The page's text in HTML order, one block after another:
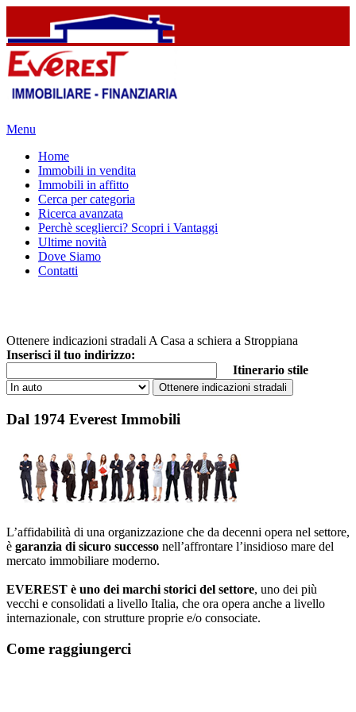
Menu
Home
Immobili in vendita
Immobili in affitto
Cerca per categoria
Ricerca avanzata
Perchè sceglierci? Scopri i Vantaggi
Ultime novità
Dove Siamo
Contatti
Ottenere indicazioni stradali A Casa a schiera a Stroppiana
Inserisci il tuo indirizzo:
Itinerario stile
Dal 1974 Everest Immobili
L’affidabilità di una organizzazione che da decenni opera nel settore,
è garanzia di sicuro successo nell’affrontare l’insidioso mare del
mercato immobiliare moderno.
EVEREST è uno dei marchi storici del settore, uno dei più
vecchi e consolidati a livello Italia, che ora opera anche a livello
internazionale, con strutture proprie e/o consociate.
Come raggiungerci